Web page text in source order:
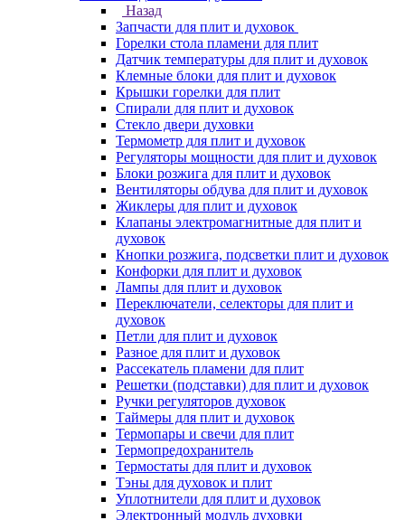
Назад
Запчасти для плит и духовок
Горелки стола пламени для плит
Датчик температуры для плит и духовок
Клемные блоки для плит и духовок
Крышки горелки для плит
Спирали для плит и духовок
Стекло двери духовки
Термометр для плит и духовок
Регуляторы мощности для плит и духовок
Блоки розжига для плит и духовок
Вентиляторы обдува для плит и духовок
Жиклеры для плит и духовок
Клапаны электромагнитные для плит и
духовок
Кнопки розжига, подсветки плит и духовок
Конфорки для плит и духовок
Лампы для плит и духовок
Переключатели, селекторы для плит и
духовок
Петли для плит и духовок
Разное для плит и духовок
Рассекатель пламени для плит
Решетки (подставки) для плит и духовок
Ручки регуляторов духовок
Таймеры для плит и духовок
Термопары и свечи для плит
Термопредохранитель
Термостаты для плит и духовок
Тэны для духовок и плит
Уплотнители для плит и духовок
Электронный модуль духовки